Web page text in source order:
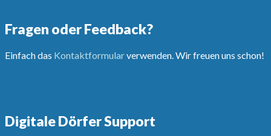
Fragen oder Feedback?
Einfach das Kontaktformularverwenden. Wir freuen uns schon!
Digitale Dörfer Support